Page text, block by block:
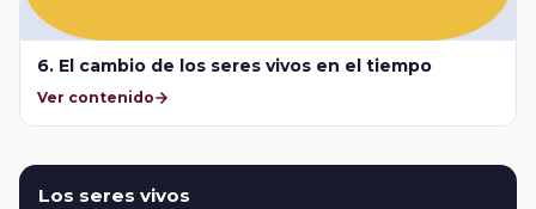
6. El cambio de los seres vivos en el tiempo
Ver contenido
Los seres vivos